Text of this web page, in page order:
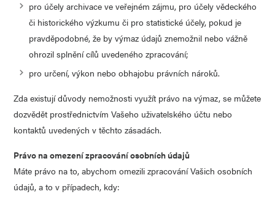
pro účely archivace ve veřejném zájmu, pro účely vědeckého
či historického výzkumu či pro statistické účely, pokud je
pravděpodobné, že by výmaz údajů znemožnil nebo vážně
ohrozil splnění cílů uvedeného zpracování;
pro určení, výkon nebo obhajobu právních nároků.
Zda existují důvody nemožnosti využít právo na výmaz, se můžete
dozvědět prostřednictvím Vašeho uživatelského účtu nebo
kontaktů uvedených v těchto zásadách.
Právo na omezení zpracování osobních údajů
Máte právo na to, abychom omezili zpracování Vašich osobních
údajů, a to v případech, kdy: